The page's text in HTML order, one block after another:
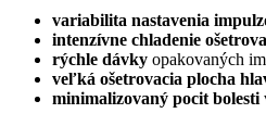
variabilita nastavenia
intenzívne chladenie
rýchle dávky opakovaných
veľká ošetrovacia plocha
minimalizovaný pocit bolesti